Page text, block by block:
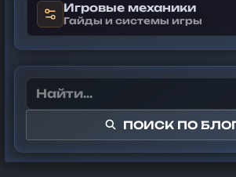
Игровые механики
Гайды и системы игры
ПОИСК ПО